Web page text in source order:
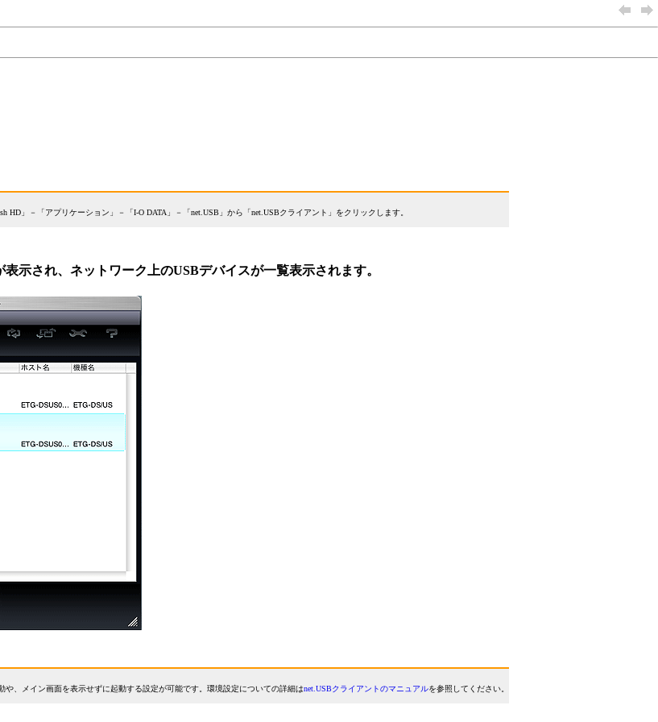
HD」－「アプリケーション」－「I-O DATA」－「net.USB」から「net.USBクライアント」をクリックします。
示され、ネットワーク上のUSBデバイスが一覧表示されます。
や、メイン画面を表示せずに起動する設定が可能です。環境設定についての詳細はnet.USBクライアントのマニュアルを参照してください。